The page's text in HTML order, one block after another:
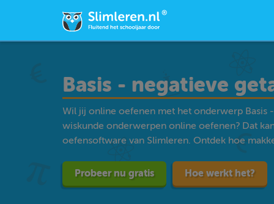
Basis - negatieve
Wil jij online oefenen met het onderwerp Basis
wiskunde onderwerpen online oefenen? Dat
oefensoftware van Slimleren. Ontdek hoe
Probeer nu gratis Hoe werkt het?